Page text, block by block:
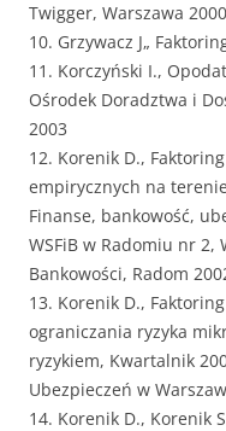
Twigger, Warszawa 2000
10. Grzywacz J„
11. Korczyński I.,
Ośrodek Doradztwa i
2003
12. Korenik D.,
empirycznych na
Finanse, bankowość,
WSFiB w Radomiu nr 2,
Bankowości, Radom
13. Korenik D.,
ograniczania ryzyka
ryzykiem, Kwartalnik
Ubezpieczeń w
14. Korenik D., Korenik